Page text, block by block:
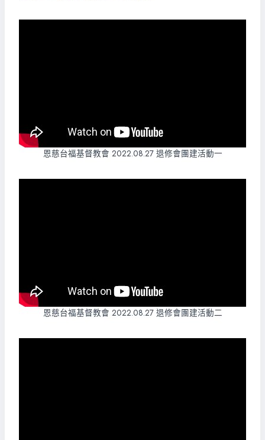
恩慈台福基督教會 2022.08.27 退修會團建活動一
恩慈台福基督教會 2022.08.27 退修會團建活動二